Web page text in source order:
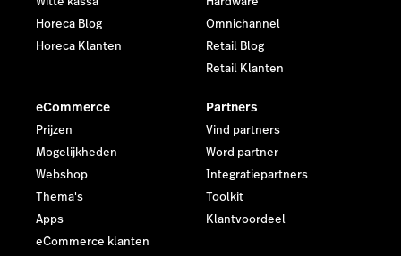
Horeca Blog
Horeca Klanten
Omnichannel
Retail Blog
Retail Klanten
eCommerce
Prijzen
Mogelijkheden
Webshop
Thema's
Apps
eCommerce klanten
Partners
Vind partners
Word partner
Integratiepartners
Toolkit
Klantvoordeel